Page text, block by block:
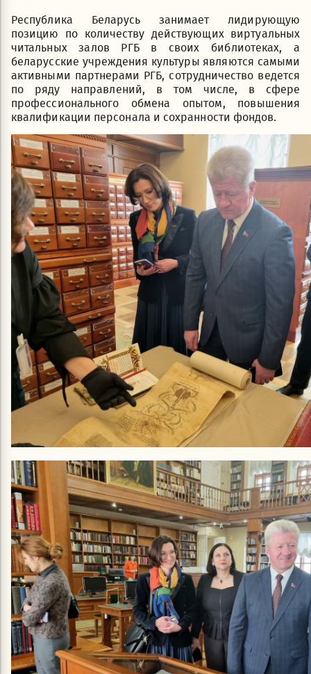
Республика Беларусь занимает лидирующую
позицию по количеству действующих виртуальных
читальных залов РГБ в своих библиотеках, а
беларусские учреждения культуры являются самыми
активными партнерами РГБ, сотрудничество ведется
по ряду направлений, в том числе, в сфере
профессионального обмена опытом, повышения
квалификации персонала и сохранности фондов.